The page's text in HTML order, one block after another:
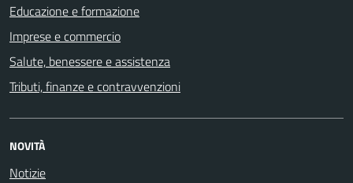
Educazione e formazione
Imprese e commercio
Salute, benessere e assistenza
Tributi, finanze e contravvenzioni
NOVITÀ
Notizie